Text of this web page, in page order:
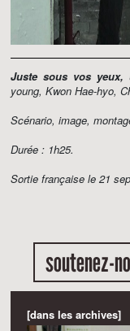
Juste sous vos yeux,
young, Kwon Hae-hyo,
Scénario, image,
Durée : 1h25.
Sortie française le 21
soutenez-
[dans les archives]